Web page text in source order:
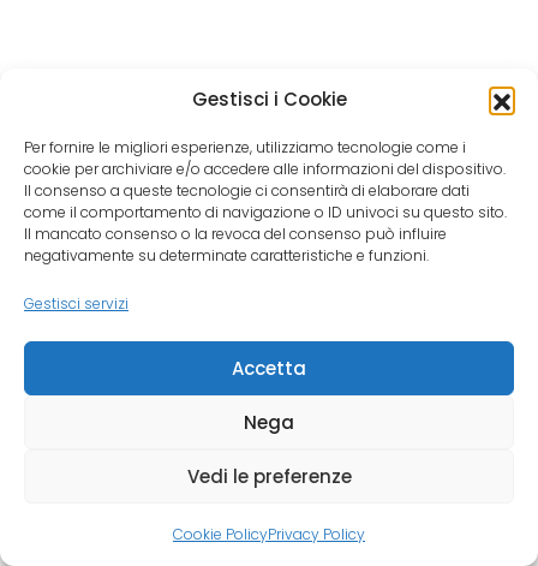
Gestisci i Cookie
Per fornire le migliori esperienze, utilizziamo tecnologie come i
cookie per archiviare e/o accedere alle informazioni del dispositivo.
Il consenso a queste tecnologie ci consentirà di elaborare dati
come il comportamento di navigazione o ID univoci su questo sito.
Il mancato consenso o la revoca del consenso può influire
negativamente su determinate caratteristiche e funzioni.
Gestisci servizi
Accetta
Nega
Vedi le preferenze
Cookie PolicyPrivacy Policy